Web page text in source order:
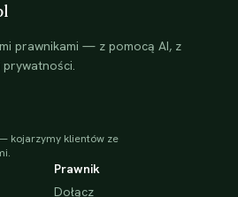
prawnikami — z pomocą AI, z
kojarzymy klientów ze
Prawnik
Dołącz